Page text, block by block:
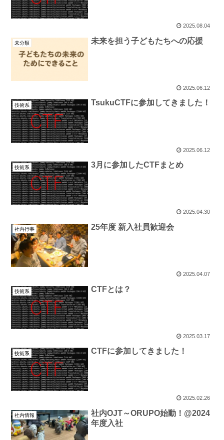
2025.08.04
未分類 未来を担う子どもたちへの応援
2025.06.12
技術系 TsukuCTFに参加してきました！
2025.06.12
技術系 3月に参加したCTFまとめ
2025.04.30
社内行事 25年度 新入社員歓迎会
2025.04.07
技術系 CTFとは？
2025.03.17
技術系 CTFに参加してきました！
2025.02.26
社内情報
社内OJT～ORUPO始動！@2024
年度入社